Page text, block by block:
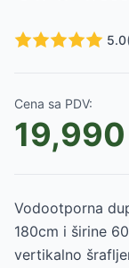
5.0
Cena sa PDV:
19,990
Vodootporna
180cm i širine
vertikalno